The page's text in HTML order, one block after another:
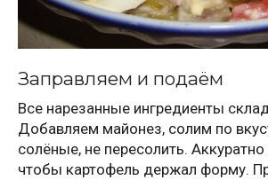
Заправляем и подаём
Все нарезанные ингредиенты
Добавляем майонез, солим по
солёные, не пересолить.
чтобы картофель держал форму.